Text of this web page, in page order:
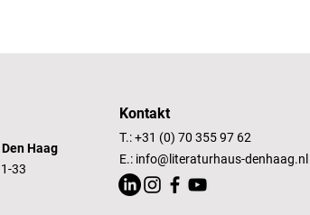
Haag
33
Kontakt
T.: +31 (0) 70 355 97 62
E.: info@literaturhaus-denhaag.nl